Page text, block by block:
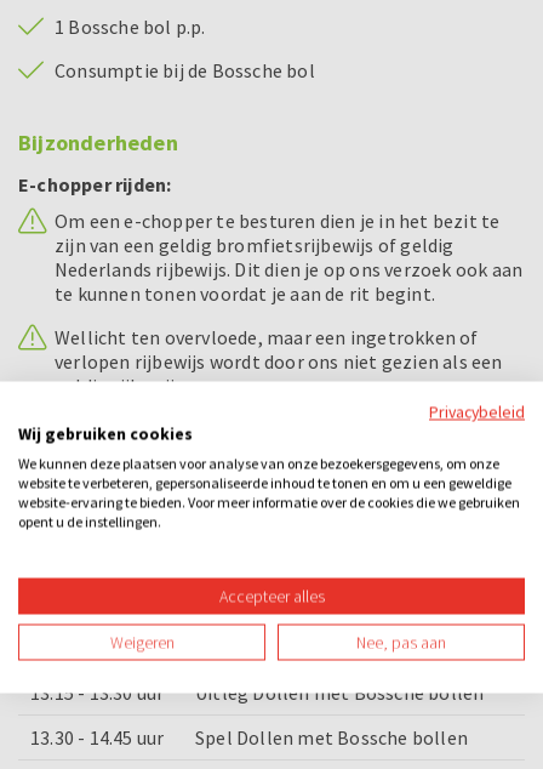
1 Bossche bol p.p.
Consumptie bij de Bossche bol
Bijzonderheden
E-chopper rijden:
Om een e-chopper te besturen dien je in het bezit te
zijn van een geldig bromfietsrijbewijs of geldig
Nederlands rijbewijs. Dit dien je op ons verzoek ook aan
te kunnen tonen voordat je aan de rit begint.
Wellicht ten overvloede, maar een ingetrokken of
verlopen rijbewijs wordt door ons niet gezien als een
geldig rijbewijs.
Alcohol en verkeer gaan niet samen.
Overige:
Bestaat uw gezelschap uit meer dan 50 personen?
Hierbij duurt de Bossche bollen workshop 1,5 uur.
Voorbeeld dagindeling
11.00 - 13.00 uur
13.15 - 13.30 uur
Uitleg Dollen met Bossche bollen
13.30 - 14.45 uur
Spel Dollen met Bossche bollen
Privacybeleid
Wij gebruiken cookies
We kunnen deze plaatsen voor analyse van onze bezoekersgegevens, om onze
website te verbeteren, gepersonaliseerde inhoud te tonen en om u een geweldige
website-ervaring te bieden. Voor meer informatie over de cookies die we gebruiken
opent u de instellingen.
Accepteer alles
Weigeren Nee, pas aan